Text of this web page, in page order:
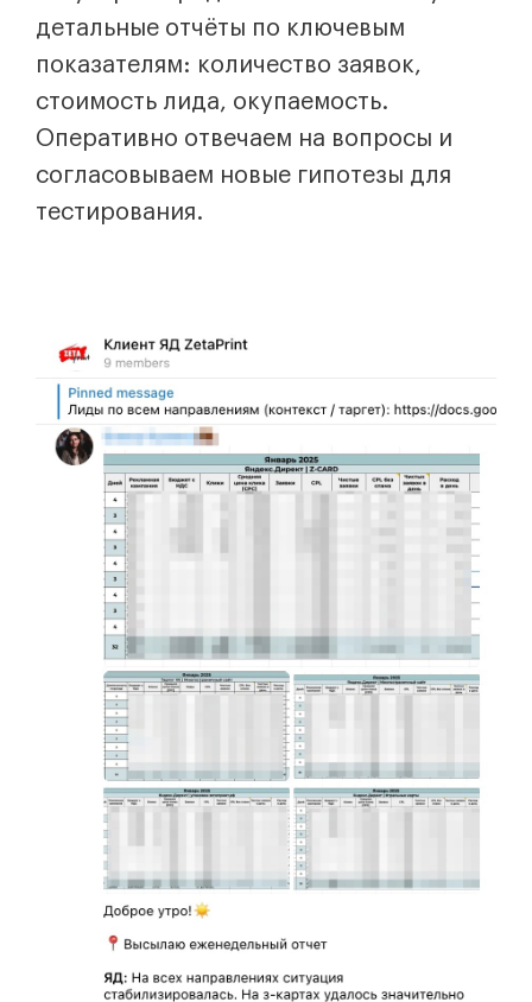
детальные отчёты по ключевым
показателям: количество заявок,
стоимость лида, окупаемость.
Оперативно отвечаем на вопросы и
согласовываем новые гипотезы для
тестирования.